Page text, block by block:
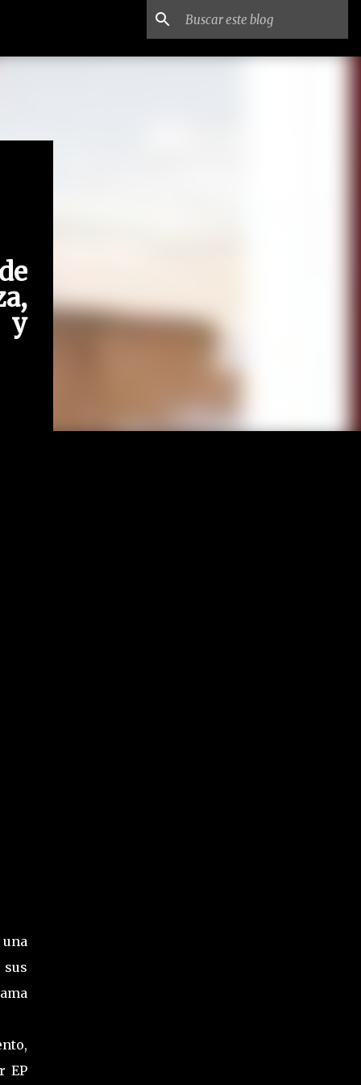
y
sus
EP